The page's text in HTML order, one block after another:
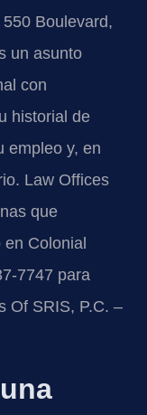
Boulevard,
un asunto
con
historial de
empleo y, en
Law Offices
que
en Colonial
7747 para
Of SRIS, P.C. –